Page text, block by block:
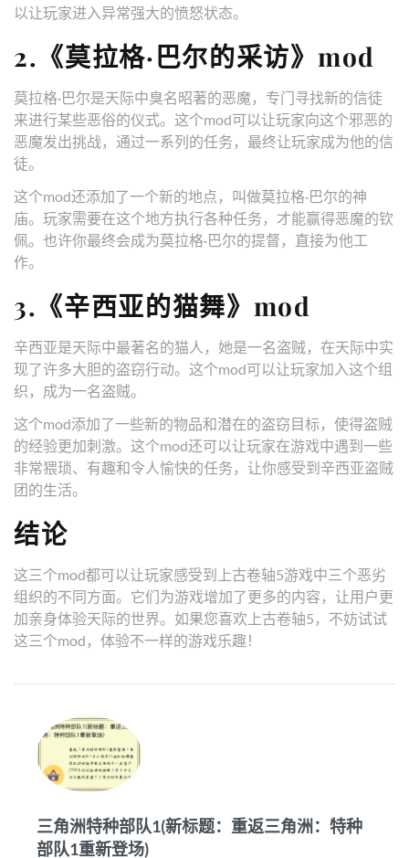
以让玩家进入异常强大的愤怒状态。
2.《莫拉格·巴尔的采访》mod
莫拉格·巴尔是天际中臭名昭著的恶魔，专门寻找新的信徒
来进行某些恶俗的仪式。这个mod可以让玩家向这个邪恶的
恶魔发出挑战，通过一系列的任务，最终让玩家成为他的信
徒。
这个mod还添加了一个新的地点，叫做莫拉格·巴尔的神
庙。玩家需要在这个地方执行各种任务，才能赢得恶魔的钦
佩。也许你最终会成为莫拉格·巴尔的提督，直接为他工
作。
3.《辛西亚的猫舞》mod
辛西亚是天际中最著名的猫人，她是一名盗贼，在天际中实
现了许多大胆的盗窃行动。这个mod可以让玩家加入这个组
织，成为一名盗贼。
这个mod添加了一些新的物品和潜在的盗窃目标，使得盗贼
的经验更加刺激。这个mod还可以让玩家在游戏中遇到一些
非常猥琐、有趣和令人愉快的任务，让你感受到辛西亚盗贼
团的生活。
结论
这三个mod都可以让玩家感受到上古卷轴5游戏中三个恶劣
组织的不同方面。它们为游戏增加了更多的内容，让用户更
加亲身体验天际的世界。如果您喜欢上古卷轴5，不妨试试
这三个mod，体验不一样的游戏乐趣！
三角洲特种部队1(新标题：重返三角洲：特种
部队1重新登场)